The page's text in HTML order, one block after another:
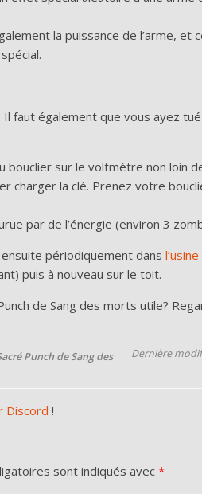
la puissance de l’arme, et
. Il faut également que vous ayez
bouclier sur le voltmètre non loin
charger la clé. Prenez votre
par de l’énergie (environ 3
périodiquement dans
puis à nouveau sur le toit.
de Sang des morts utile?
Dernière
Punch de Sang des
Discord !
sont indiqués avec*